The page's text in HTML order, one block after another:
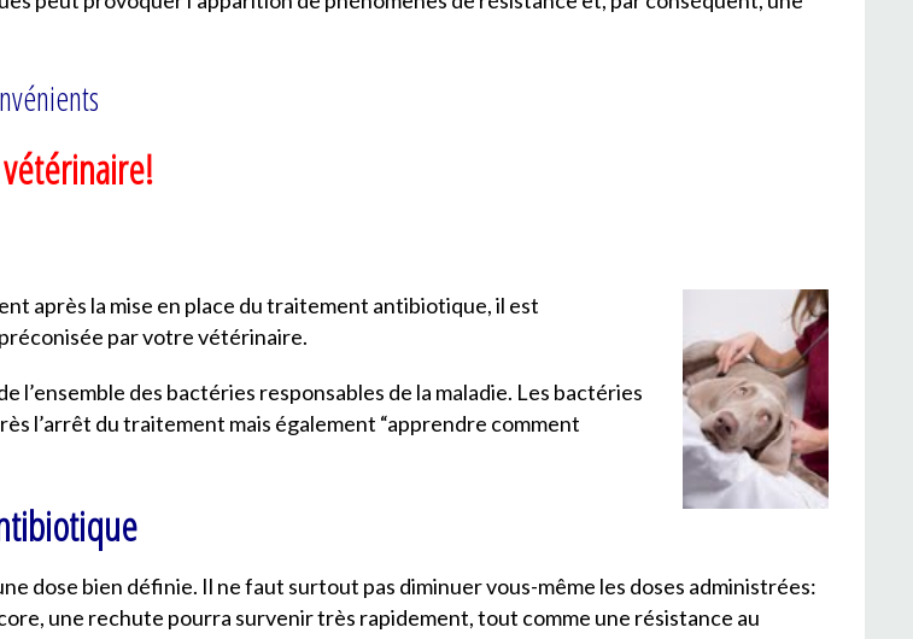
après la mise en place du traitement antibiotique, il est
par votre vétérinaire.
des bactéries responsables de la maladie. Les bactéries
l’arrêt du traitement mais également “apprendre comment
dose bien définie. Il ne faut surtout pas diminuer vous-même les doses administrées:
une rechute pourra survenir très rapidement, tout comme une résistance au